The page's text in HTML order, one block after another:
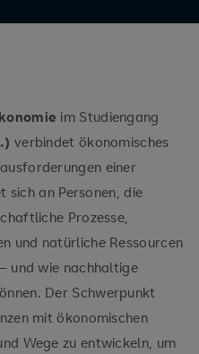
im Studiengang
verbindet ökonomisches
einer
an Personen, die
Prozesse,
und natürliche Ressourcen
und wie nachhaltige
Der Schwerpunkt
mit ökonomischen
Wege zu entwickeln, um